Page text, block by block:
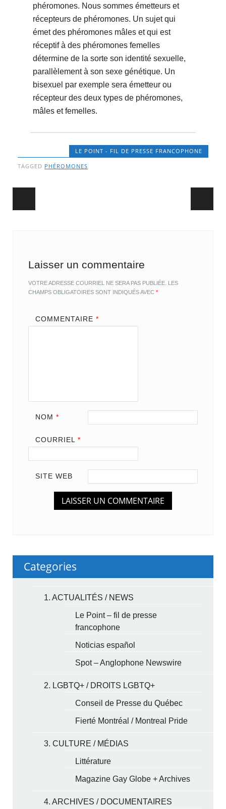
phéromones. Nous sommes émetteurs et
récepteurs de phéromones. Un sujet qui
émet des phéromones mâles et qui est
réceptif à des phéromones femelles
détermine de la sorte son identité sexuelle,
parallèlement à son sexe génétique. Un
bisexuel par exemple sera émetteur ou
récepteur des deux types de phéromones,
mâles et femelles.
LE POINT - FIL DE PRESSE FRANCOPHONE
TAGGED PHÉROMONES
Post navigation
Laisser un commentaire
VOTRE ADRESSE COURRIEL NE SERA PAS PUBLIÉE. LES
CHAMPS OBLIGATOIRES SONT INDIQUÉS AVEC*
COMMENTAIRE *
NOM *
COURRIEL *
SITE WEB
Categories
1. ACTUALITÉS / NEWS
Le Point – fil de presse
francophone
Noticias español
Spot – Anglophone Newswire
2. LGBTQ+ / DROITS LGBTQ+
Conseil de Presse du Québec
Fierté Montréal / Montreal Pride
3. CULTURE / MÉDIAS
Littérature
Magazine Gay Globe + Archives
4. ARCHIVES / DOCUMENTAIRES